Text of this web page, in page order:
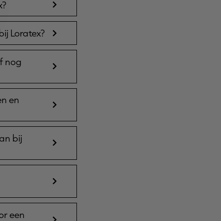
Loratex?
nog
en
bij
een